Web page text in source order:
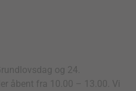
og 24.
åbent fra 10.00 – 13.00. Vi